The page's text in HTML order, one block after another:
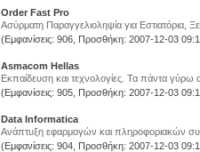
Order Fast Pro
Ασύρματη Παραγγελιοληψία για Εστιατόρια,
(Εμφανίσεις: 906, Προσθήκη: 2007-12-03
Asmacom Hellas
Εκπαίδευση και τεχνολογίες. Τα πάντα γύρω
(Εμφανίσεις: 905, Προσθήκη: 2007-12-03
Data Informatica
Ανάπτυξη εφαρμογών και πληροφοριακών
(Εμφανίσεις: 904, Προσθήκη: 2007-12-03